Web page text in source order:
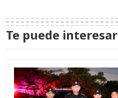
Te puede interesar